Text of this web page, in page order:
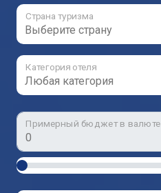
Страна туризма
Категория отеля
Примерный бюджет в валюте